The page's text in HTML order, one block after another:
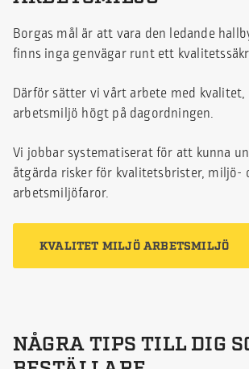
Borgas mål är att vara den ledande
finns inga genvägar runt ett
Därför sätter vi vårt arbete med
arbetsmiljö högt på dagordningen.
Vi jobbar systematiserat för att kunna
åtgärda risker för kvalitetsbrister, miljö-
arbetsmiljöfaror.
KVALITET MILJÖ ARBETSMILJÖ
NÅGRA TIPS TILL DIG